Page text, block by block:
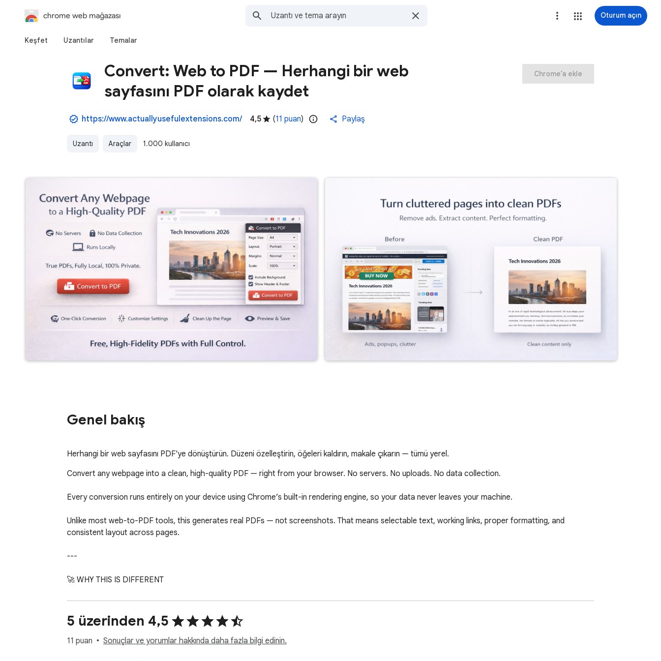
chrome web mağazası Oturum açın
Keşfet Uzantılar Temalar
Convert: Web to PDF — Herhangi bir web
sayfasını PDF olarak kaydet
https://www.actuallyusefulextensions.com/ 4,5 (11 puan) Paylaş
Uzantı Araçlar 1.000 kullanıcı
Chrome'a ekle
Genel bakış
Herhangi bir web sayfasını PDF'ye dönüştürün. Düzeni özelleştirin, öğeleri kaldırın, makale çıkarın — tümü yerel.
Convert any webpage into a clean, high-quality PDF — right from your browser. No servers. No uploads. No data collection.
Every conversion runs entirely on your device using Chrome’s built-in rendering engine, so your data never leaves your machine.
Unlike most web-to-PDF tools, this generates real PDFs — not screenshots. That means selectable text, working links, proper formatting, and
consistent layout across pages.
---
🚀 WHY THIS IS DIFFERENT
Most extensions fall into one of three traps:
• They generate low-quality, screenshot-based PDFs
• They send your page data to external servers
• They hide basic features behind a paywall
5 üzerinden 4,5
11 puan Sonuçlar ve yorumlar hakkında daha fazla bilgi edinin.